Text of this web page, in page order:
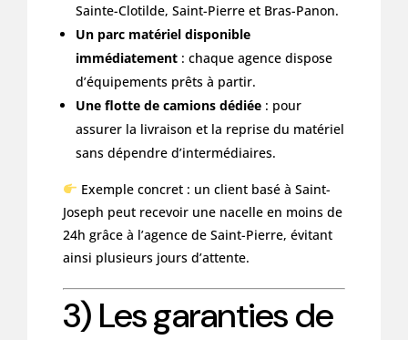
Sainte-Clotilde, Saint-Pierre et Bras-Panon.
Un parc matériel disponible
immédiatement: chaque agence dispose
d’équipements prêts à partir.
Une flotte de camions dédiée: pour
assurer la livraison et la reprise du matériel
sans dépendre d’intermédiaires.
Exemple concret : un client basé à Saint-
Joseph peut recevoir une nacelle en moins de
24h grâce à l’agence de Saint-Pierre, évitant
ainsi plusieurs jours d’attente.
3) Les garanties de